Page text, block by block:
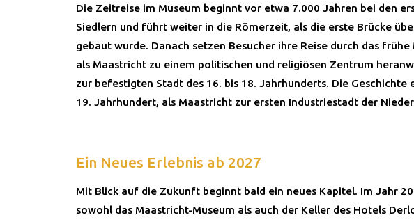
Die Zeitreise im Museum beginnt vor etwa 7.000 Jahren bei den
Siedlern und führt weiter in die Römerzeit, als die erste Brücke
gebaut wurde. Danach setzen Besucher ihre Reise durch das
als Maastricht zu einem politischen und religiösen Zentrum
zur befestigten Stadt des 16. bis 18. Jahrhunderts. Die Geschichte
19. Jahrhundert, als Maastricht zur ersten Industriestadt der
Ein Neues Erlebnis ab 2027
Mit Blick auf die Zukunft beginnt bald ein neues Kapitel. Im Jahr
sowohl das Maastricht-Museum als auch der Keller des Hotels